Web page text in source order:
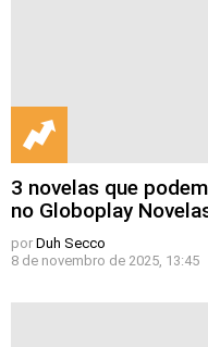
3 novelas que
no Globoplay
por Duh Secco
8 de novembro de 2025, 13:45